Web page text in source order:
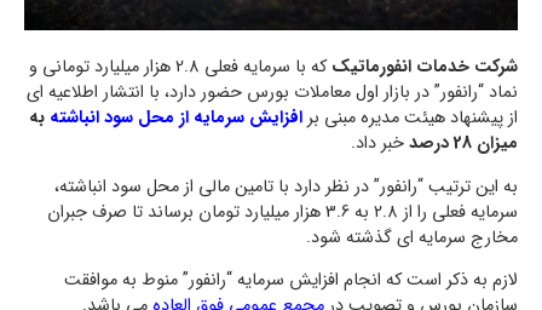
شرکت خدمات انفورماتیک
که با سرمایه فعلی 2.8 هزار میلیارد تومانی و
نماد “رانفور” در بازار اول معاملات بورس حضور دارد، با انتشار اطلاعیه ای
از پیشنهاد هیئت مدیره مبنی برافزایش سرمایه از محل سود انباشته به
میزان 28 درصد
خبر داد.
به این ترتیب “رانفور” در نظر دارد با تامین مالی از محل سود انباشته،
سرمایه فعلی را از 2.8 به 3.6 هزار میلیارد تومان برساند تا صرف جبران
مخارج سرمایه ای گذشته شود.
لازم به ذکر است که انجام افزایش سرمایه “رانفور” منوط به موافقت